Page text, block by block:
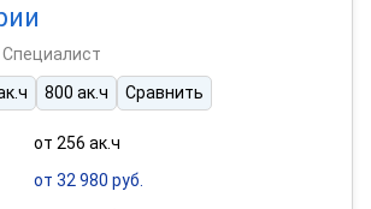
800 ак.ч Сравнить
от 256 ак.ч
от 32 980 руб.